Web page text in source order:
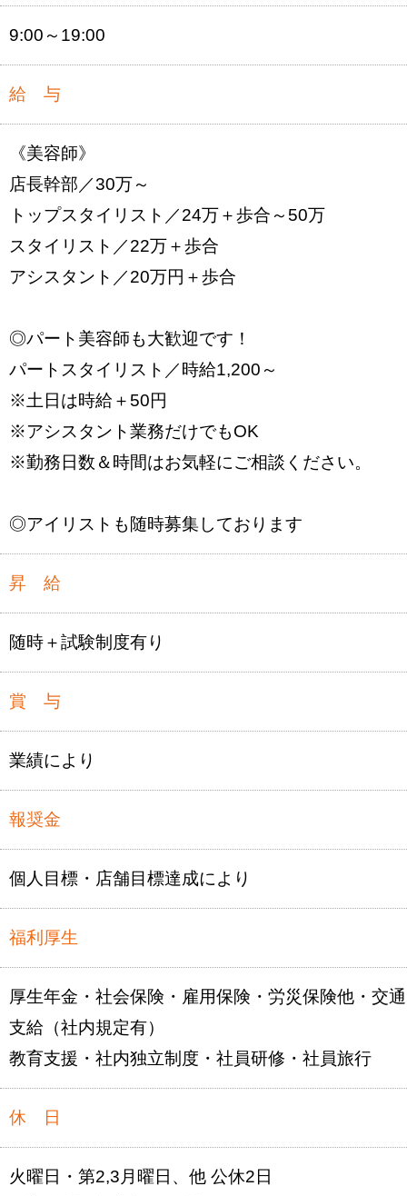
9:00～19:00
給 与
《美容師》
店長幹部／30万～
トップスタイリスト／24万＋歩合～50万
スタイリスト／22万＋歩合
アシスタント／20万円＋歩合
◎パート美容師も大歓迎です！
パートスタイリスト／時給1,200～
※土日は時給＋50円
※アシスタント業務だけでもOK
※勤務日数＆時間はお気軽にご相談ください。
◎アイリストも随時募集しております
昇 給
随時＋試験制度有り
賞 与
業績により
報奨金
個人目標・店舗目標達成により
福利厚生
厚生年金・社会保険・雇用保険・労災保険他・交
支給（社内規定有）
教育支援・社内独立制度・社員研修・社員旅行
休 日
火曜日・第2,3月曜日、他 公休2日